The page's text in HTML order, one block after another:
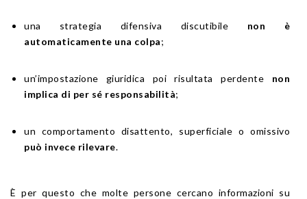
una strategia difensiva discutibile non è
automaticamente una colpa;
un’impostazione giuridica poi risultata perdente non
implica di per sé responsabilità;
un comportamento disattento, superficiale o omissivo
può invece rilevare.
È per questo che molte persone cercano informazioni su